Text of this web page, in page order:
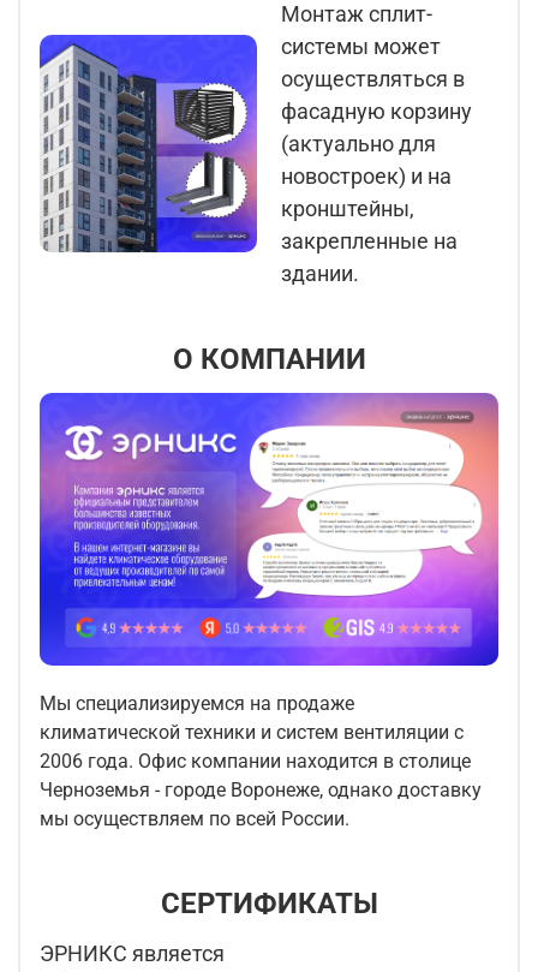
Монтаж сплит-
системы может
осуществляться в
фасадную корзину
(актуально для
новостроек) и на
кронштейны,
закрепленные на
здании.
О КОМПАНИИ
Мы специализируемся на продаже
климатической техники и систем вентиляции с
2006 года. Офис компании находится в столице
Черноземья - городе Воронеже, однако доставку
мы осуществляем по всей России.
СЕРТИФИКАТЫ
ЭРНИКС является